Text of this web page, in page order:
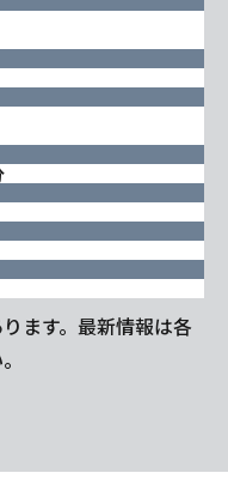
ます。最新情報は各